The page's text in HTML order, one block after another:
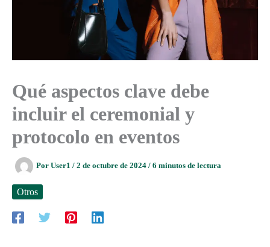
Qué aspectos clave debe
incluir el ceremonial y
protocolo en eventos
Por User1 / 2 de octubre de 2024 / 6 minutos de lectura
Otros